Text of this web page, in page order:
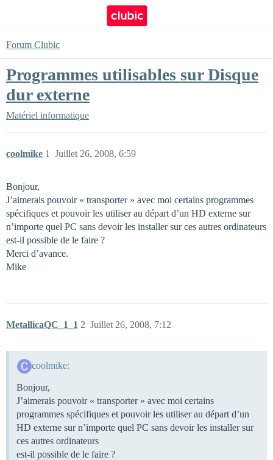
Forum Clubic
Programmes utilisables sur Disque
dur externe
Matériel informatique
coolmike Juillet 26, 2008, 6:59
1
Bonjour,
J’aimerais pouvoir « transporter » avec moi certains programmes
spécifiques et pouvoir les utiliser au départ d’un HD externe sur
n’importe quel PC sans devoir les installer sur ces autres ordinateurs
est-il possible de le faire ?
Merci d’avance.
Mike
MetallicaQC_1_1 Juillet 26, 2008, 7:12
2
coolmike:
Bonjour,
J’aimerais pouvoir « transporter » avec moi certains
programmes spécifiques et pouvoir les utiliser au départ d’un
HD externe sur n’importe quel PC sans devoir les installer sur
ces autres ordinateurs
est-il possible de le faire ?